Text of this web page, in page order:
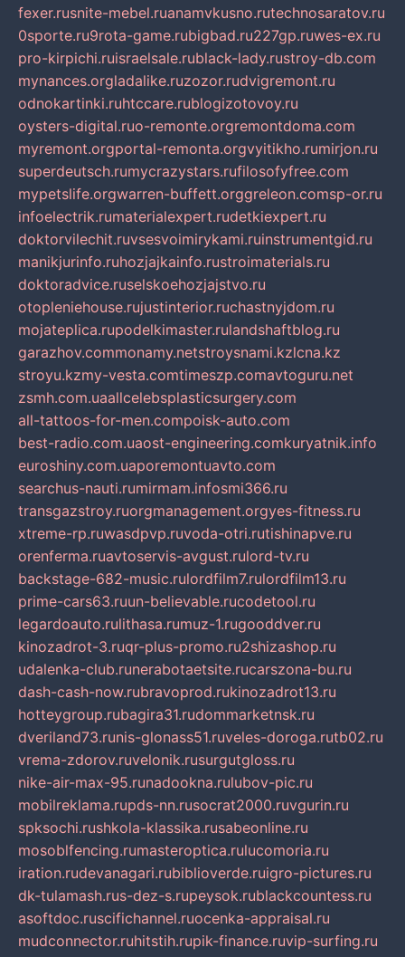
fexer.rusnite-mebel.ruanamvkusno.rutechnosaratov.ru
0sporte.ru9rota-game.rubigbad.ru227gp.ruwes-ex.ru
pro-kirpichi.ruisraelsale.rublack-lady.rustroy-db.com
mynances.orgladalike.ruzozor.rudvigremont.ru
odnokartinki.ruhtccare.rublogizotovoy.ru
oysters-digital.ruo-remonte.orgremontdoma.com
myremont.orgportal-remonta.orgvyitikho.rumirjon.ru
superdeutsch.rumycrazystars.rufilosofyfree.com
mypetslife.orgwarren-buffett.orggreleon.comsp-or.ru
infoelectrik.rumaterialexpert.rudetkiexpert.ru
doktorvilechit.ruvsesvoimirykami.ruinstrumentgid.ru
manikjurinfo.ruhozjajkainfo.rustroimaterials.ru
doktoradvice.ruselskoehozjajstvo.ru
otopleniehouse.rujustinterior.ruchastnyjdom.ru
mojateplica.rupodelkimaster.rulandshaftblog.ru
garazhov.commonamy.netstroysnami.kzlcna.kz
stroyu.kzmy-vesta.comtimeszp.comavtoguru.net
zsmh.com.uaallcelebsplasticsurgery.com
all-tattoos-for-men.compoisk-auto.com
best-radio.com.uaost-engineering.comkuryatnik.info
euroshiny.com.uaporemontuavto.com
searchus-nauti.rumirmam.infosmi366.ru
transgazstroy.ruorgmanagement.orgyes-fitness.ru
xtreme-rp.ruwasdpvp.ruvoda-otri.rutishinapve.ru
orenferma.ruavtoservis-avgust.rulord-tv.ru
backstage-682-music.rulordfilm7.rulordfilm13.ru
prime-cars63.ruun-believable.rucodetool.ru
legardoauto.rulithasa.rumuz-1.rugooddver.ru
kinozadrot-3.ruqr-plus-promo.ru2shizashop.ru
udalenka-club.runerabotaetsite.rucarszona-bu.ru
dash-cash-now.rubravoprod.rukinozadrot13.ru
hotteygroup.rubagira31.rudommarketnsk.ru
dveriland73.runis-glonass51.ruveles-doroga.rutb02.ru
vrema-zdorov.ruvelonik.rusurgutgloss.ru
nike-air-max-95.runadookna.rulubov-pic.ru
mobilreklama.rupds-nn.rusocrat2000.ruvgurin.ru
spksochi.rushkola-klassika.rusabeonline.ru
mosoblfencing.rumasteroptica.rulucomoria.ru
iration.rudevanagari.rubiblioverde.ruigro-pictures.ru
dk-tulamash.rus-dez-s.rupeysok.rublackcountess.ru
asoftdoc.ruscifichannel.ruocenka-appraisal.ru
mudconnector.ruhitstih.rupik-finance.ruvip-surfing.ru